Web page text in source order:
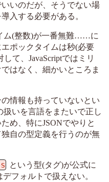
いのだが、そうでない場
入する必要がある。
ム(整数)が一番無難……に
ポックタイムは秒(必要
て、JavaScriptではミリ
はなく、細かいところま
情報も持っていないとい
扱いを言語をまたいで正し
め、特にJSONでやりと
自の型定義を行うのが無
という型(タグ)が公式に
フォルトで扱えない。